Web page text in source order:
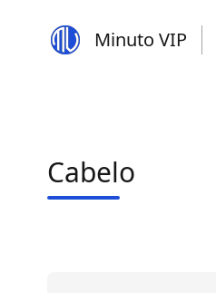
Minuto VIP
Cabelo